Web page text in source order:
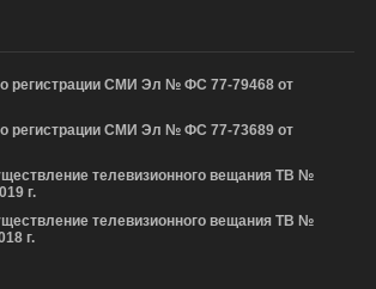
регистрации СМИ Эл № ФС 77-79468 от
регистрации СМИ Эл № ФС 77-73689 от
телевизионного вещания ТВ №
г.
телевизионного вещания ТВ №
г.